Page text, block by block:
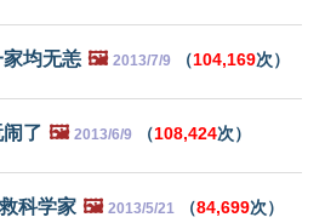
均无恙 🖼️ 2013/7/9 （104,169次）
了 🖼️ 2013/6/9 （108,424次）
科学家 🖼️ 2013/5/21 （84,699次）